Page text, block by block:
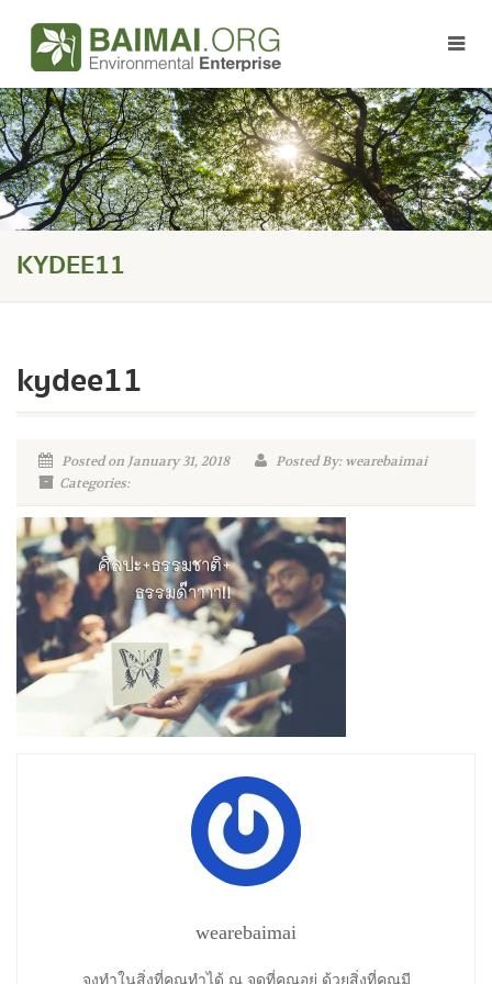
KYDEE11
kydee11
Posted on January 31, 2018
Posted By: wearebaimai
Categories:
wearebaimai
จงทำในสิ่งที่คุณทำได้ ณ จุดที่คุณอยู่ ด้วยสิ่งที่คุณมี